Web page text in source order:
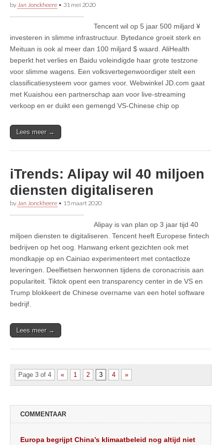
by Jan Jonckheere • 31 mei 2020
Tencent wil op 5 jaar 500 miljard ¥
investeren in slimme infrastructuur. Bytedance groeit sterk en
Meituan is ook al meer dan 100 miljard $ waard. AliHealth
beperkt het verlies en Baidu voleindigde haar grote testzone
voor slimme wagens. Een volksvertegenwoordiger stelt een
classificatiesysteem voor games voor. Webwinkel JD.com gaat
met Kuaishou een partnerschap aan voor live-streaming
verkoop en er duikt een gemengd VS-Chinese chip op
Lees meer →
iTrends: Alipay wil 40 miljoen
diensten digitaliseren
by Jan Jonckheere • 15 maart 2020
Alipay is van plan op 3 jaar tijd 40
miljoen diensten te digitaliseren. Tencent heeft Europese fintech
bedrijven op het oog. Hanwang erkent gezichten ook met
mondkapje op en Cainiao experimenteert met contactloze
leveringen. Deelfietsen herwonnen tijdens de coronacrisis aan
populariteit. Tiktok opent een transparency center in de VS en
Trump blokkeert de Chinese overname van een hotel software
bedrijf.
Lees meer →
Page 3 of 4 « 1 2 3 4 »
COMMENTAAR
Europa begrijpt China’s klimaatbeleid nog altijd niet